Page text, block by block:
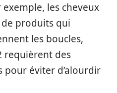
les cheveux
produits qui
les boucles,
requièrent des
éviter d’alourdir